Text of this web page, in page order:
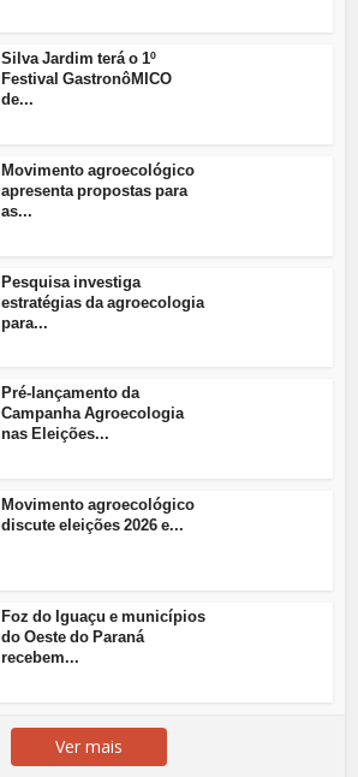
Silva Jardim terá o 1º
Festival GastronôMICO
de...
Movimento agroecológico
apresenta propostas para
as...
Pesquisa investiga
estratégias da agroecologia
para...
Pré-lançamento da
Campanha Agroecologia
nas Eleições...
Movimento agroecológico
discute eleições 2026 e...
Foz do Iguaçu e municípios
do Oeste do Paraná
recebem...
Ver mais